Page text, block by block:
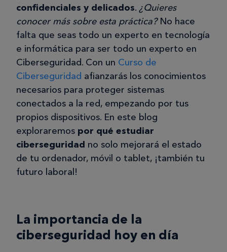
confidenciales y delicados. ¿Quieres
conocer más sobre esta práctica?No hace
falta que seas todo un experto en tecnología
e informática para ser todo un experto en
Ciberseguridad. Con un Curso de
Ciberseguridad afianzarás los conocimientos
necesarios para proteger sistemas
conectados a la red, empezando por tus
propios dispositivos. En este blog
exploraremos por qué estudiar
ciberseguridad no solo mejorará el estado
de tu ordenador, móvil o tablet, ¡también tu
futuro laboral!
La importancia de la
ciberseguridad hoy en día